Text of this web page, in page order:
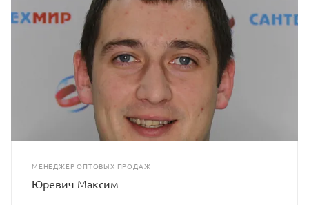
МЕНЕДЖЕР ОПТОВЫХ ПРОДАЖ
Юревич Максим